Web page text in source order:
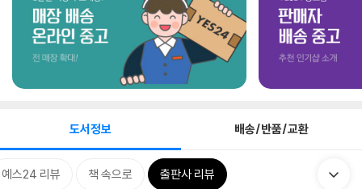
도서정보 배송/반품/교환
예스24 리뷰 책 속으로 출판사 리뷰